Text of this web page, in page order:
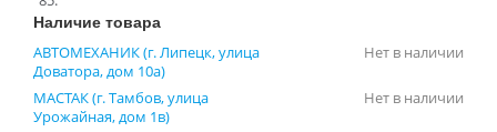
Наличие товара
АВТОМЕХАНИК (г. Липецк, улица
Доватора, дом 10а)
Нет в наличии
МАСТАК (г. Тамбов, улица
Урожайная, дом 1в)
Нет в наличии